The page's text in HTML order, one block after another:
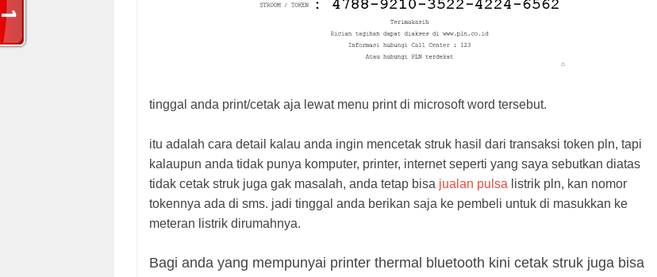
tinggal anda print/cetak aja lewat menu print di microsoft word tersebut.
itu adalah cara detail kalau anda ingin mencetak struk hasil dari transaksi token pln, tapi
kalaupun anda tidak punya komputer, printer, internet seperti yang saya sebutkan diatas
tidak cetak struk juga gak masalah, anda tetap bisa jualan pulsa listrik pln, kan nomor
tokennya ada di sms. jadi tinggal anda berikan saja ke pembeli untuk di masukkan ke
meteran listrik dirumahnya.
Bagi anda yang mempunyai printer thermal bluetooth kini cetak struk juga bisa